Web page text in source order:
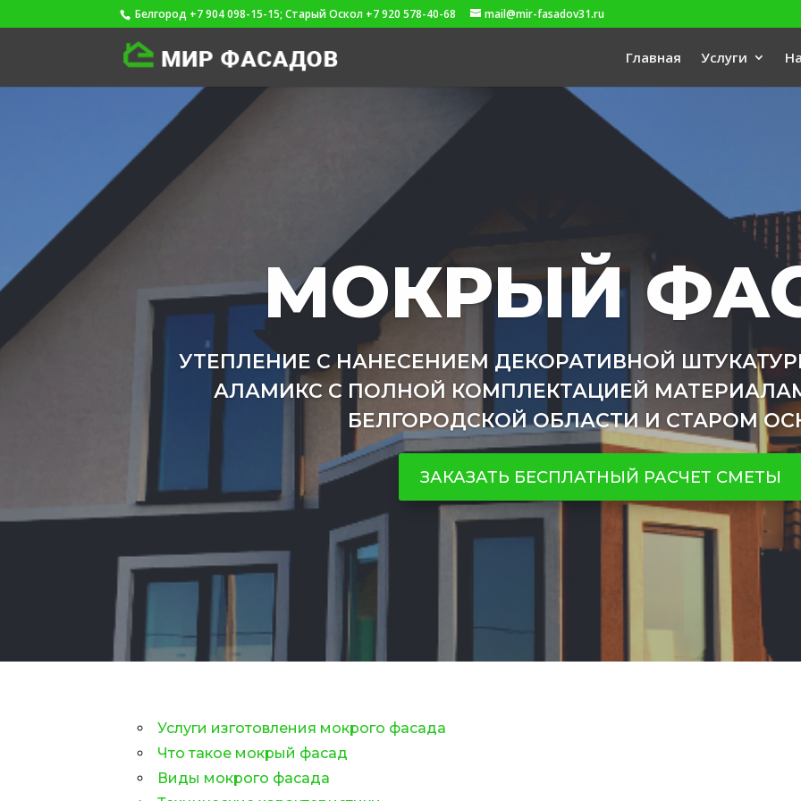
Белгород +7 904 098-15-15; Старый Оскол +7 920 578-40-68 mail@mir-fasadov31.ru
Главная Услуги
МОКРЫЙ
УТЕПЛЕНИЕ С НАНЕСЕНИЕМ ДЕКОРАТИВНОЙ ШТУКАТУРКИ
АЛАМИКС С ПОЛНОЙ КОМПЛЕКТАЦИЕЙ
БЕЛГОРОДСКОЙ ОБЛАСТИ И СТАРОМ
ЗАКАЗАТЬ БЕСПЛАТНЫЙ РАСЧЕТ СМЕТЫ
Услуги изготовления мокрого фасада
Что такое мокрый фасад
Виды мокрого фасада